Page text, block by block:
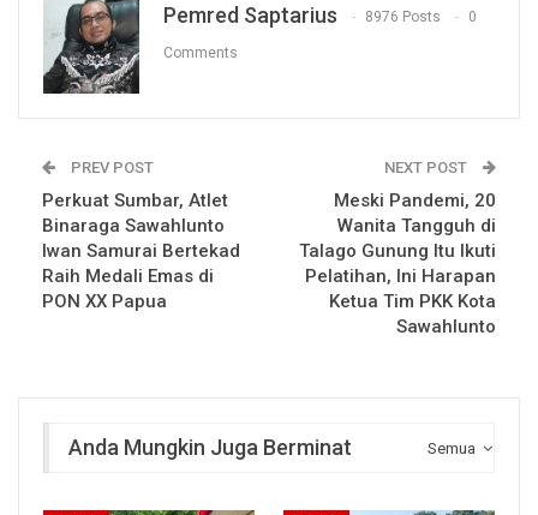
Pemred Saptarius 8976 Posts 0
Comments
PREV POST
Perkuat Sumbar, Atlet
Binaraga Sawahlunto
Iwan Samurai Bertekad
Raih Medali Emas di
PON XX Papua
NEXT POST
Meski Pandemi, 20
Wanita Tangguh di
Talago Gunung Itu Ikuti
Pelatihan, Ini Harapan
Ketua Tim PKK Kota
Sawahlunto
Semua
Anda Mungkin Juga Berminat